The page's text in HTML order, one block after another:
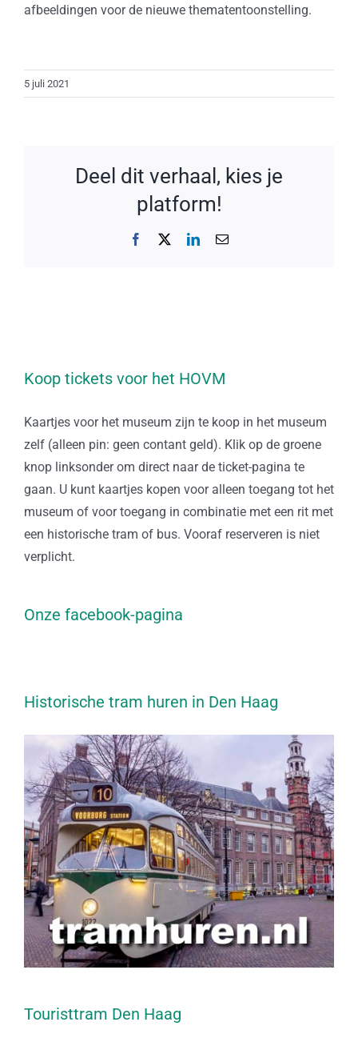
afbeeldingen voor de nieuwe thematentoonstelling.
5 juli 2021
Deel dit verhaal, kies je
platform!
Facebook LinkedIn
E-
Koop tickets voor het HOVM
Kaartjes voor het museum zijn te koop in het museum
zelf (alleen pin: geen contant geld). Klik op de groene
knop linksonder om direct naar de ticket-pagina te
gaan. U kunt kaartjes kopen voor alleen toegang tot het
museum of voor toegang in combinatie met een rit met
een historische tram of bus. Vooraf reserveren is niet
verplicht.
Onze facebook-pagina
Historische tram huren in Den Haag
Touristtram Den Haag